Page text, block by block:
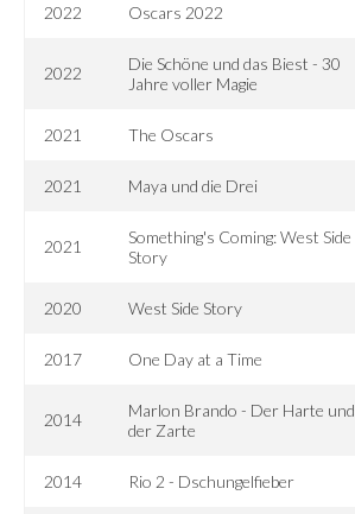
2022 Oscars 2022
2022
Die Schöne und das Biest - 30
Jahre voller Magie
2021 The Oscars
2021 Maya und die Drei
2021
Something's Coming: West Side
Story
2020 West Side Story
2017 One Day at a Time
2014
Marlon Brando - Der Harte und
der Zarte
2014 Rio 2 - Dschungelfieber